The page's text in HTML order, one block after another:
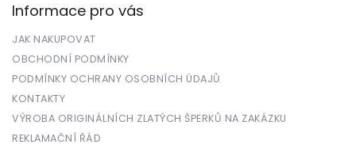
Informace pro vás
JAK NAKUPOVAT
OBCHODNÍ PODMÍNKY
PODMÍNKY OCHRANY OSOBNÍCH ÚDAJŮ
KONTAKTY
VÝROBA ORIGINÁLNÍCH ZLATÝCH ŠPERKŮ NA ZAKÁZKU
REKLAMAČNÍ ŘÁD